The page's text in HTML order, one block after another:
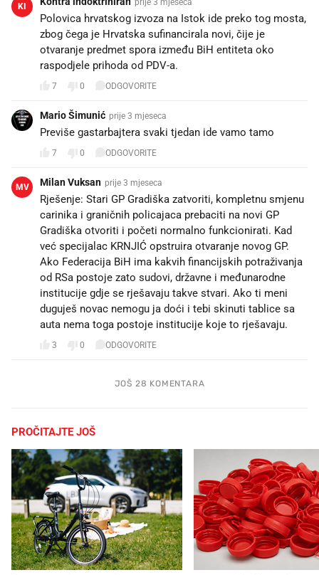
KI
Polovica hrvatskog izvoza na Istok ide preko tog mosta,
zbog čega je Hrvatska sufinancirala novi, čije je
otvaranje predmet spora između BiH entiteta oko
raspodjele prihoda od PDV-a.
7 0 ODGOVORITE
Mario Šimunić prije 3 mjeseca
Previše gastarbajtera svaki tjedan ide vamo tamo
7 0 ODGOVORITE
MV Milan Vuksan prije 3 mjeseca
Rješenje: Stari GP Gradiška zatvoriti, kompletnu smjenu
carinika i graničnih policajaca prebaciti na novi GP
Gradiška otvoriti i početi normalno funkcionirati. Kad
već specijalac KRNJIĆ opstruira otvaranje novog GP.
Ako Federacija BiH ima kakvih financijskih potraživanja
od RSa postoje zato sudovi, državne i međunarodne
institucije gdje se rješavaju takve stvari. Ako ti meni
duguješ novac nemogu ja doći i tebi skinuti tablice sa
auta nema toga postoje institucije koje to rješavaju.
3 0 ODGOVORITE
JOŠ 28 KOMENTARA
PROČITAJTE JOŠ